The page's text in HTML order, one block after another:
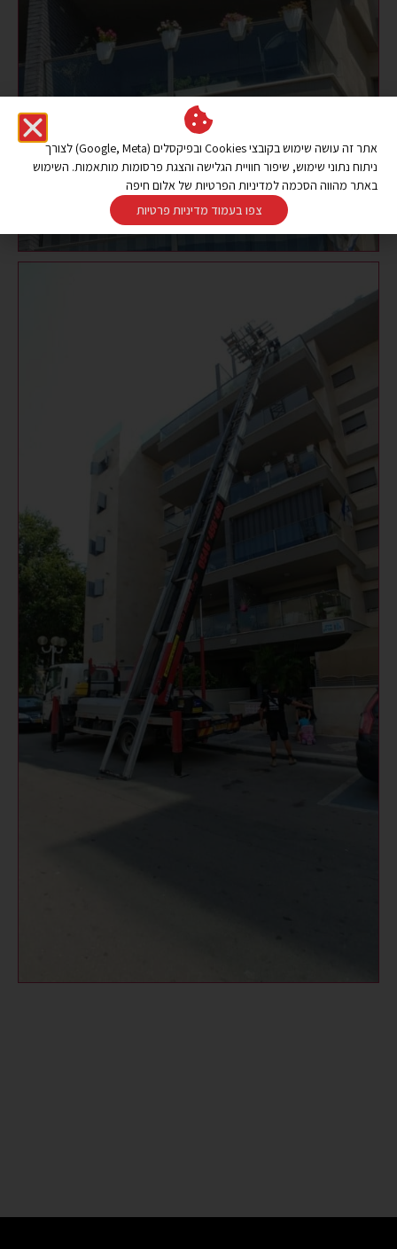
אתר זה עושה שימוש בקובצי Cookies ובפיקסלים (Google, Meta) לצורך
ניתוח נתוני שימוש, שיפור חוויית הגלישה והצגת פרסומות מותאמות. השימוש
באתר מהווה הסכמה למדיניות הפרטיות של אלום חיפה
צפו בעמוד מדיניות פרטיות